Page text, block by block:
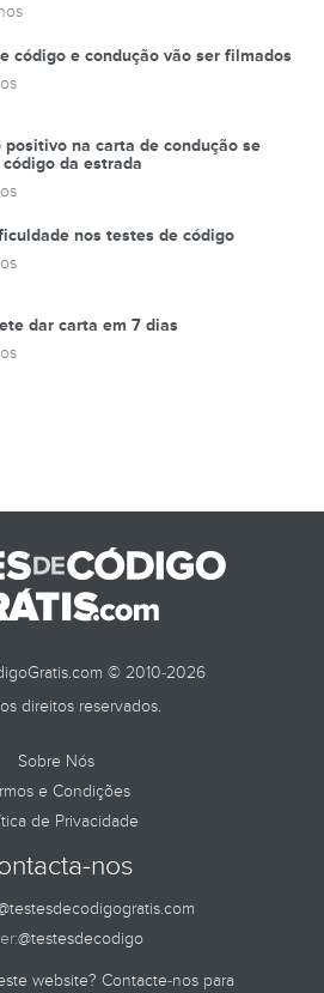
código e condução vão ser filmados
positivo na carta de condução se
da estrada
nos testes de código
dar carta em 7 dias
© 2010-2026
direitos reservados.
Sobre Nós
e Condições
de Privacidade
nos
@testesdecodigo
website? Contacte-nos para